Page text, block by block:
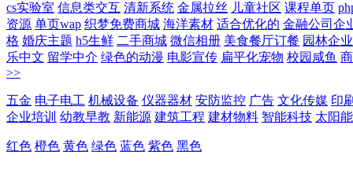
cs实验室 信息类交互 清新系统 金属拉丝 儿童社区 课程单页
资源 单页wap 织梦免费商城 海洋素材 适合优化的 金融公司企
格 婚庆主题 h5生鲜 二手商城 微信相册 美食餐厅订餐 园林企业
乐中文 留学中介 绿色的动漫 电影宣传 扁平化宠物 校园咸鱼
>>
五金 电子电工 机械设备 仪器器材 安防监控 广告 文化传媒 印
企业培训 幼教早教 新能源 建筑工程 建材物料 智能科技 太阳
红色 橙色 黄色 绿色 蓝色 紫色 黑色